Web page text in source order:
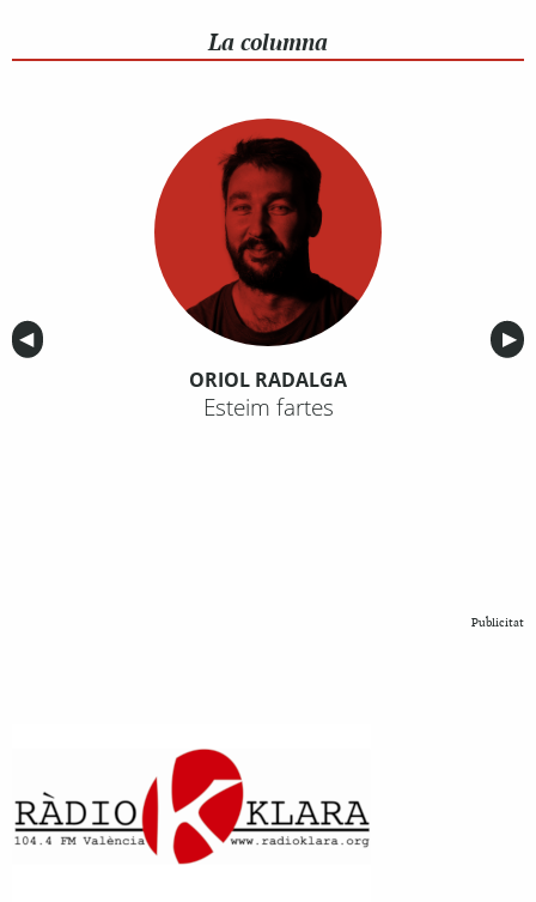
La columna
Anterior
◀︎ ▶︎
ORIOL RADALGA
Esteim fartes
Publicitat